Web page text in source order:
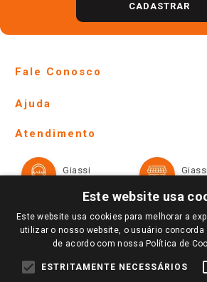
CADASTRAR
Fale Conosco
Lojas Físicas e Horários
Ofertas
Televendas
Notícias
Perguntas frequentes
Identidade Visual
Ajuda
Formas de Pagamento
Trocas e Devoluções
Atendimento
Giassi
Redes Sociais
Este website usa
Este website usa cookies para melhorar a
utilizar o nosso website, o usuário
de acordo com nossa Política de
ESTRITAMENTE NECESSÁRIOS